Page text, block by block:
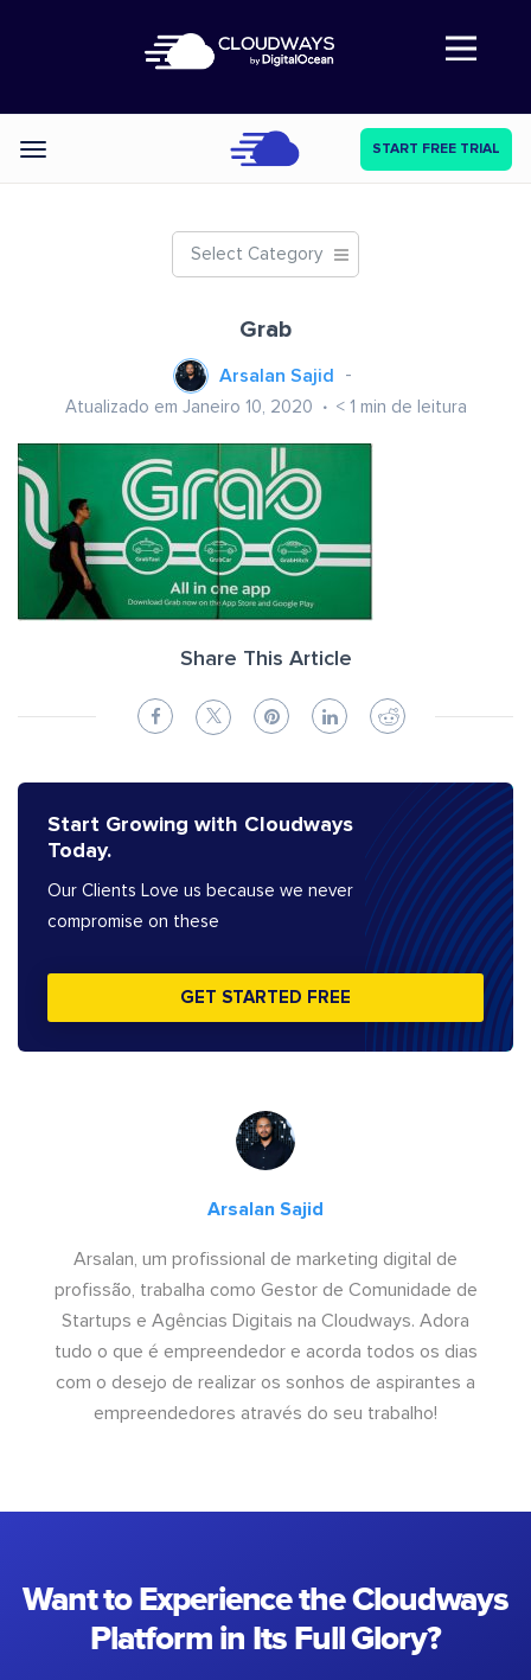
Abre a navegação
Categories START FREE TRIAL
Select Category
Grab
Arsalan Sajid
Atualizado em Janeiro 10, 2020 < 1 min de leitura
Share This Article
Start Growing with Cloudways
Today.
Our Clients Love us because we never
compromise on these
GET STARTED FREE
Arsalan Sajid
Arsalan, um profissional de marketing digital de
profissão, trabalha como Gestor de Comunidade de
Startups e Agências Digitais na Cloudways. Adora
tudo o que é empreendedor e acorda todos os dias
com o desejo de realizar os sonhos de aspirantes a
empreendedores através do seu trabalho!
Want to Experience the Cloudways
Platform in Its Full Glory?